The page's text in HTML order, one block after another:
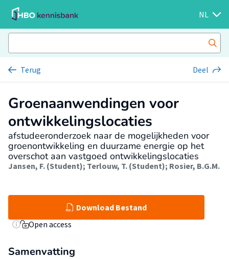
NL
Terug Deel
Groenaanwendingen voor
ontwikkelingslocaties
afstudeeronderzoek naar de mogelijkheden voor
groenontwikkeling en duurzame energie op het
overschot aan vastgoed ontwikkelingslocaties
Jansen, F. (Student); Terlouw, T. (Student); Rosier, B.G.M.
Download Bestand
Open access
Samenvatting